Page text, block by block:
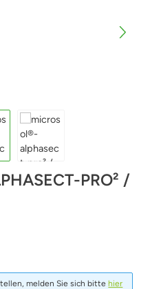
PRO² /
melden Sie sich bitte hier